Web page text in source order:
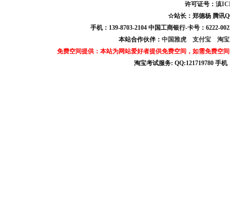
许可证号：滇
☆站长：郑德杨 腾讯
手机：139-8703-2104 中国工商银行-卡号：6222-
本站合作伙伴： 中国雅虎 支付宝
淘
免费空间提供：本站为网站爱好者提供免费空间，如需免费空
淘宝考试服务: QQ:121719780 手